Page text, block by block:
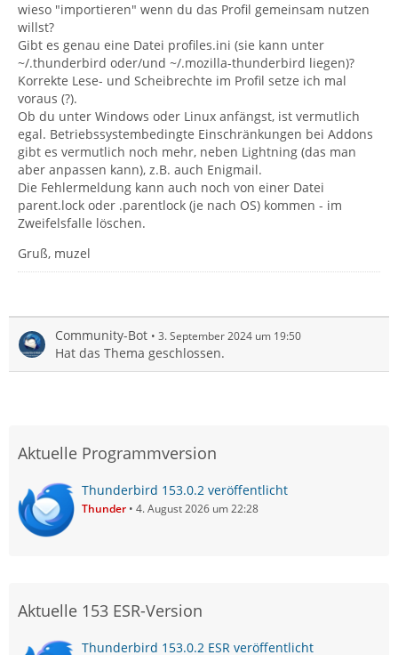
wieso "importieren" wenn du das Profil gemeinsam nutzen
willst?
Gibt es genau eine Datei profiles.ini (sie kann unter
~/.thunderbird oder/und ~/.mozilla-thunderbird liegen)?
Korrekte Lese- und Scheibrechte im Profil setze ich mal
voraus (?).
Ob du unter Windows oder Linux anfängst, ist vermutlich
egal. Betriebssystembedingte Einschränkungen bei Addons
gibt es vermutlich noch mehr, neben Lightning (das man
aber anpassen kann), z.B. auch Enigmail.
Die Fehlermeldung kann auch noch von einer Datei
parent.lock oder .parentlock (je nach OS) kommen - im
Zweifelsfalle löschen.
Gruß, muzel
Community-Bot 3. September 2024 um 19:50
Hat das Thema geschlossen.
Aktuelle Programmversion
Thunderbird 153.0.2 veröffentlicht
Thunder 4. August 2026 um 22:28
Aktuelle 153 ESR-Version
Thunderbird 153.0.2 ESR veröffentlicht